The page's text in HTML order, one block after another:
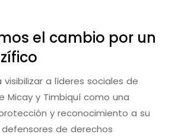
el cambio por un
a líderes sociales de
Micay y Timbiquí como una
y reconocimiento a su
de derechos